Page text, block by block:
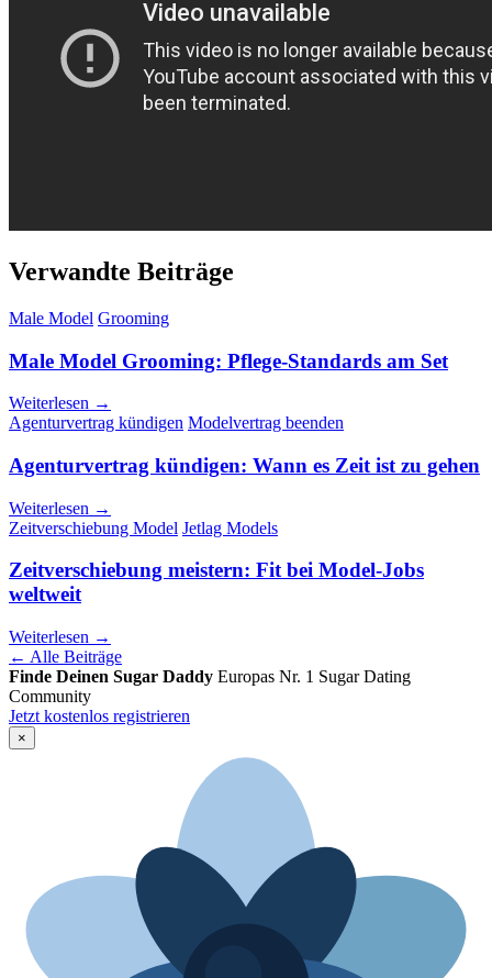
Verwandte Beiträge
Male Model Grooming
Male Model Grooming: Pflege-Standards am Set
Weiterlesen →
Agenturvertrag kündigen Modelvertrag beenden
Agenturvertrag kündigen: Wann es Zeit ist zu gehen
Weiterlesen →
Zeitverschiebung Model Jetlag Models
Zeitverschiebung meistern: Fit bei Model-Jobs
weltweit
Weiterlesen →
← Alle Beiträge
Finde Deinen Sugar Daddy Europas Nr. 1 Sugar Dating
Community
Jetzt kostenlos registrieren
×